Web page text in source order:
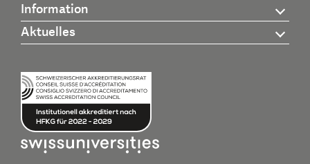
Information
Aktuelles